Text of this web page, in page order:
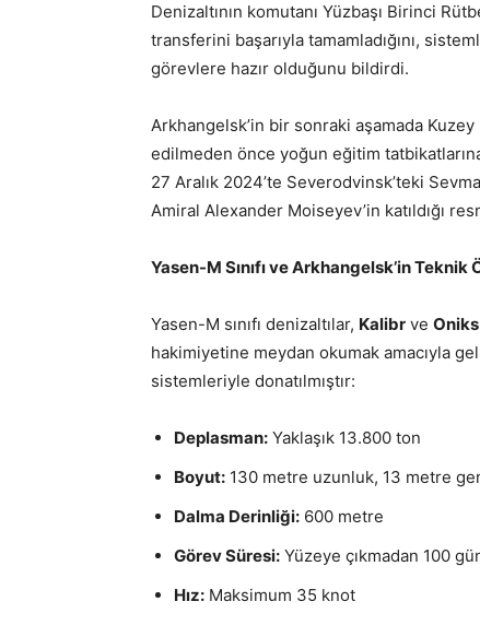
Denizaltının komutanı Yüzbaşı Birinci
transferini başarıyla tamamladığını,
görevlere hazır olduğunu bildirdi.
Arkhangelsk’in bir sonraki aşamada
edilmeden önce yoğun eğitim
27 Aralık 2024’te Severodvinsk’teki
Amiral Alexander Moiseyev’in katıldığı
Yasen-M Sınıfı ve Arkhangelsk’in Teknik
Yasen-M sınıfı denizaltılar, Kalibr ve Oniks
hakimiyetine meydan okumak amacıyla
sistemleriyle donatılmıştır:
Deplasman: Yaklaşık 13.800 ton
Boyut: 130 metre uzunluk, 13 metre
Dalma Derinliği: 600 metre
Görev Süresi: Yüzeye çıkmadan 100
Hız: Maksimum 35 knot